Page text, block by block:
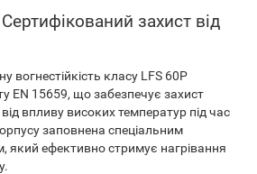
захист від
вогнестійкість класу LFS 60P
EN 15659, що забезпечує захист
впливу високих температур під час
заповнена спеціальним
який ефективно стримує нагрівання